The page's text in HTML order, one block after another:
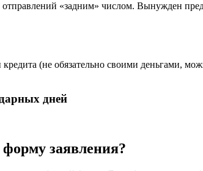
«задним» числом. Вынужден
(не обязательно своими деньгами,
дней
заявления?